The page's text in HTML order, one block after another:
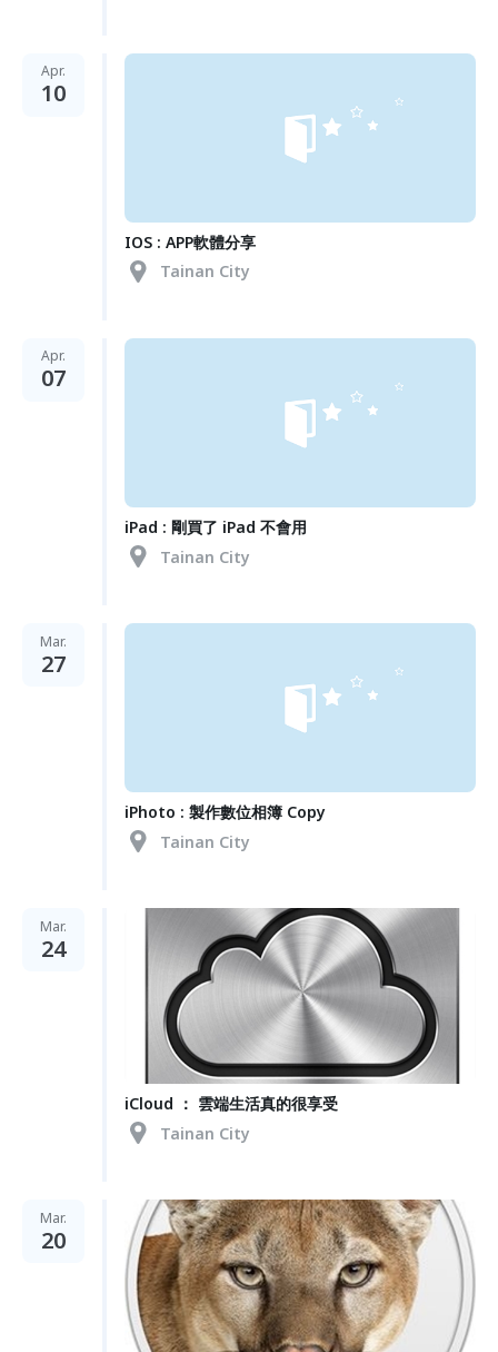
Apr.
10
IOS : APP軟體分享
Tainan City
Apr.
07
iPad : 剛買了 iPad 不會用
Tainan City
Mar.
27
iPhoto : 製作數位相簿 Copy
Tainan City
Mar.
24
iCloud ： 雲端生活真的很享受
Tainan City
Mar.
20